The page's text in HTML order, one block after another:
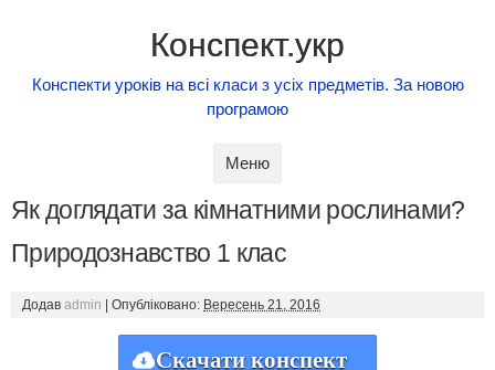
Конспект.укр
Конспекти уроків на всі класи з усіх предметів. За новою
програмою
Меню
Як доглядати за кімнатними рослинами?
Природознавство 1 клас
Додав admin Опубліковано: Вересень 21, 2016
Скачати конспект